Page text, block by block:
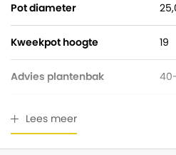
Pot diameter
Kweekpot hoogte 19
Advies plantenbak
Breedte 50
Lees meer